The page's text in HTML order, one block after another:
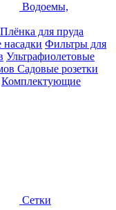
Водоемы,
Плёнка для пруда
Фильтры для
Ультрафиолетовые
Садовые розетки
Комплектующие
Сетки